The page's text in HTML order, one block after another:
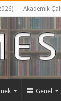
Akademik
Genel